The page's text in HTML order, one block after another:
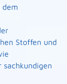
dem
Stoffen und
sachkundigen